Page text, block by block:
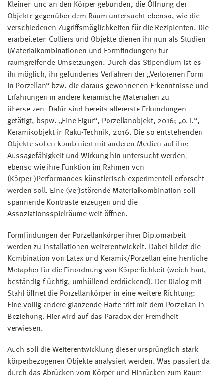
Kleinen und an den Körper gebunden, die Öffnung der
Objekte gegenüber dem Raum untersucht ebenso, wie die
verschiedenen Zugriffsmöglichkeiten für die Rezipienten. Die
erarbeiteten Colliers und Objekte dienen ihr nun als Studien
(Materialkombinationen und Formfindungen) für
raumgreifende Umsetzungen. Durch das Stipendium ist es
ihr möglich, ihr gefundenes Verfahren der „Verlorenen Form
in Porzellan“ bzw. die daraus gewonnenen Erkenntnisse und
Erfahrungen in andere keramische Materialien zu
übersetzen. Dafür sind bereits allererste Erkundungen
getätigt, bspw. „Eine Figur“, Porzellanobjekt, 2016; „o.T.“,
Keramikobjekt in Raku-Technik, 2016. Die so entstehenden
Objekte sollen kombiniert mit anderen Medien auf ihre
Aussagefähigkeit und Wirkung hin untersucht werden,
ebenso wie ihre Funktion im Rahmen von
(Körper-)Performances künstlerisch-experimentell erforscht
werden soll. Eine (ver)störende Materialkombination soll
spannende Kontraste erzeugen und die
Assoziationsspielräume weit öffnen.
Formfindungen der Porzellankörper ihrer Diplomarbeit
werden zu Installationen weiterentwickelt. Dabei bildet die
Kombination von Latex und Keramik/Porzellan eine herrliche
Metapher für die Einordnung von Körperlichkeit (weich-hart,
beständig-flüchtig, umhüllend-erdrückend). Der Dialog mit
Stahl öffnet die Porzellankörper in eine weitere Richtung:
Eine völlig andere glänzende Härte tritt mit dem Porzellan in
Beziehung. Hier wird auf das Paradox der Fremdheit
verwiesen.
Auch soll die Weiterentwicklung dieser ursprünglich stark
körperbezogenen Objekte analysiert werden. Was passiert da
durch das Abrücken vom Körper und Hinrücken zum Raum